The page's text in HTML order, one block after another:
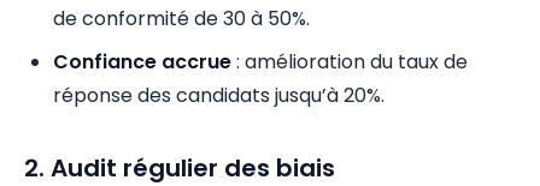
de conformité de 30 à 50%.
Confiance accrue: amélioration du taux de
réponse des candidats jusqu’à 20%.
2. Audit régulier des biais